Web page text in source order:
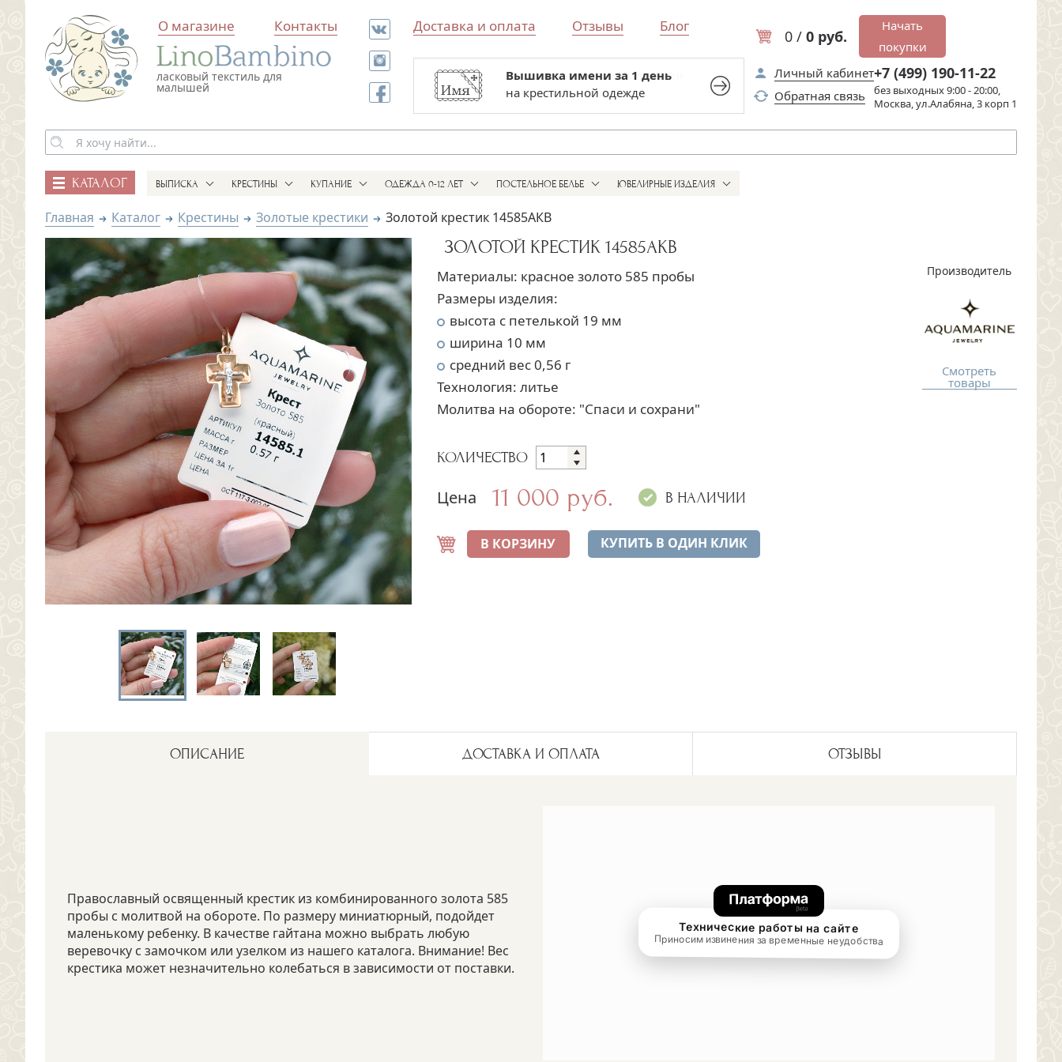
ласковый текстиль для
малышей
О магазине Контакты Доставка и оплата Отзывы Блог
0 / 0 руб.
Начать
покупки
Все для выписки и крестин
в одном магазине
Вышивка имени за 1 день
на крестильной одежде
Личный кабинет
Обратная связь
+7 (499) 190-11-22
без выходных 9:00 - 20:00,
Москва, ул.Алабяна, 3 корп 1
КАТАЛОГ ВЫПИСКА КРЕСТИНЫ КУПАНИЕ ОДЕЖДА 0-12 ЛЕТ ПОСТЕЛЬНОЕ БЕЛЬЕ ЮВЕЛИРНЫЕ ИЗДЕЛИЯ
Главная Каталог Крестины Золотые крестики Золотой крестик 14585АКВ
ЗОЛОТОЙ КРЕСТИК 14585АКВ
Материалы: красное золото 585 пробы
Размеры изделия:
высота с петелькой 19 мм
ширина 10 мм
средний вес 0,56 г
Технология: литье
Молитва на обороте: "Спаси и сохрани"
Производитель
Смотреть
товары
КОЛИЧЕСТВО
Цена 11 000 руб. В НАЛИЧИИ
В КОРЗИНУ КУПИТЬ В ОДИН КЛИК
ОПИСАНИЕ ДОСТАВКА И ОПЛАТА ОТЗЫВЫ
Православный освященный крестик из комбинированного золота 585
пробы с молитвой на обороте. По размеру миниатюрный, подойдет
маленькому ребенку. В качестве гайтана можно выбрать любую
веревочку с замочком или узелком из нашего каталога. Внимание! Вес
крестика может незначительно колебаться в зависимости от поставки.